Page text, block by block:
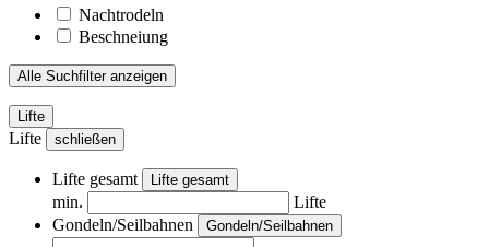
Nachtrodeln
Beschneiung
Alle Suchfilter anzeigen
Lifte
Lifte schließen
Lifte gesamt Lifte gesamt
min.
Lifte
Gondeln/Seilbahnen
Gondeln/Seilbahnen